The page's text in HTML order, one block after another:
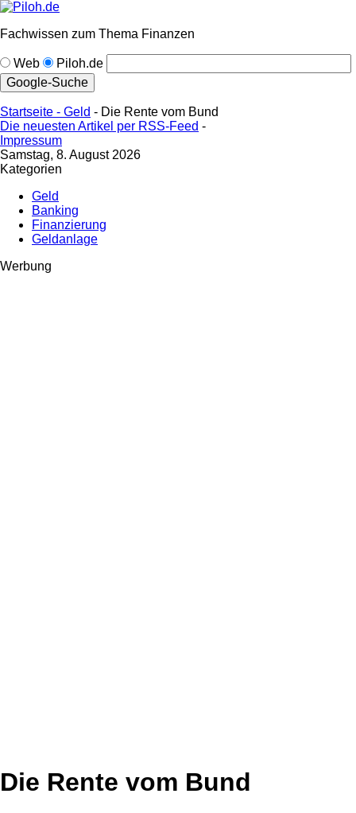
Fachwissen zum Thema Finanzen
Web Piloh.de
Startseite - Geld - Die Rente vom Bund
Die neuesten Artikel per RSS-Feed -
Impressum
Samstag, 8. August 2026
Kategorien
Geld
Banking
Finanzierung
Geldanlage
Werbung
Die Rente vom Bund